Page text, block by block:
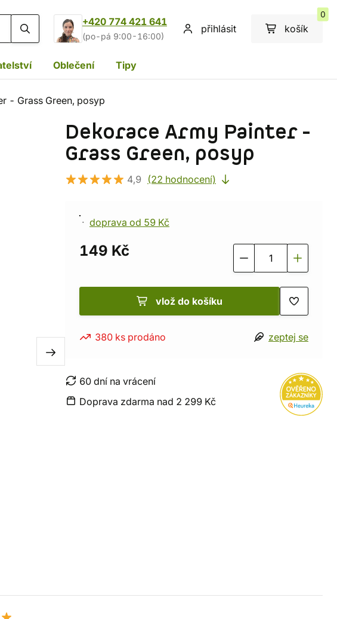
+420 774 421 641
(po-pá 9:00-16:00)
přihlásit košík
0
Oblečení Tipy
- Grass Green, posyp
Dekorace Army Painter -
Grass Green, posyp
4,9 (22 hodnocení)
doprava od 59 Kč
149 Kč
vlož do košíku
380 ks prodáno zeptej se
60 dní na vrácení
Doprava zdarma nad 2 299 Kč